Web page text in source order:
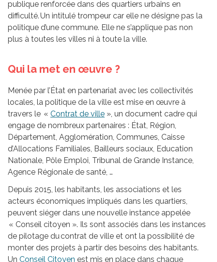
publique renforcée dans des quartiers urbains en
difficulté. Un intitulé trompeur car elle ne désigne pas la
politique d’une commune. Elle ne s’applique pas non
plus à toutes les villes ni à toute la ville.
Qui la met en œuvre ?
Menée par l’État en partenariat avec les collectivités
locales, la politique de la ville est mise en œuvre à
travers le « Contrat de ville », un document cadre qui
engage de nombreux partenaires : État, Région,
Département, Agglomération, Communes, Caisse
d’Allocations Familiales, Bailleurs sociaux, Education
Nationale, Pôle Emploi, Tribunal de Grande Instance,
Agence Régionale de santé, …
Depuis 2015, les habitants, les associations et les
acteurs économiques impliqués dans les quartiers,
peuvent siéger dans une nouvelle instance appelée
« Conseil citoyen ». Ils sont associés dans les instances
de pilotage du contrat de ville et ont la possibilité de
monter des projets à partir des besoins des habitants.
Un Conseil Citoyen est mis en place dans chaque